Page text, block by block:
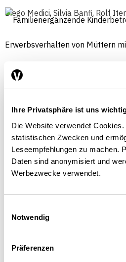
Ihre Privatsphäre ist uns
Die Website verwendet
statistischen Zwecken und
Leseempfehlungen zu machen.
Daten sind anonymisiert und
Werbezwecke verwendet.
Notwendig
Präferenzen
Diego Medici, Silvia Banfi, Rolf
Assistent, Istituto Mecop,